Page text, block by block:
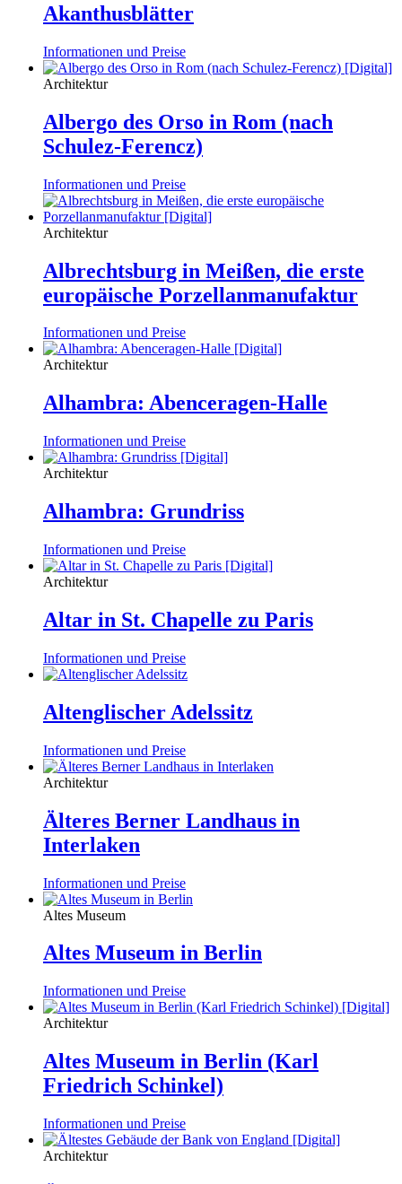
Akanthusblätter
Informationen und Preise
Architektur
Albergo des Orso in Rom (nach
Schulez-Ferencz)
Informationen und Preise
Architektur
Albrechtsburg in Meißen, die erste
europäische Porzellanmanufaktur
Informationen und Preise
Architektur
Alhambra: Abenceragen-Halle
Informationen und Preise
Architektur
Alhambra: Grundriss
Informationen und Preise
Architektur
Altar in St. Chapelle zu Paris
Informationen und Preise
Altenglischer Adelssitz
Informationen und Preise
Architektur
Älteres Berner Landhaus in
Interlaken
Informationen und Preise
Altes Museum
Altes Museum in Berlin
Informationen und Preise
Architektur
Altes Museum in Berlin (Karl
Friedrich Schinkel)
Informationen und Preise
Architektur